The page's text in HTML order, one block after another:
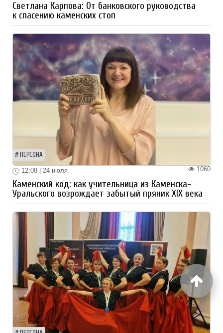
Светлана Карпова: От банковского руководства
к спасению каменских стоп
ПЕРСОНА
1060
12:08 | 24 июля
Каменский код: как учительница из Каменска-
Уральского возрождает забытый пряник XIX века